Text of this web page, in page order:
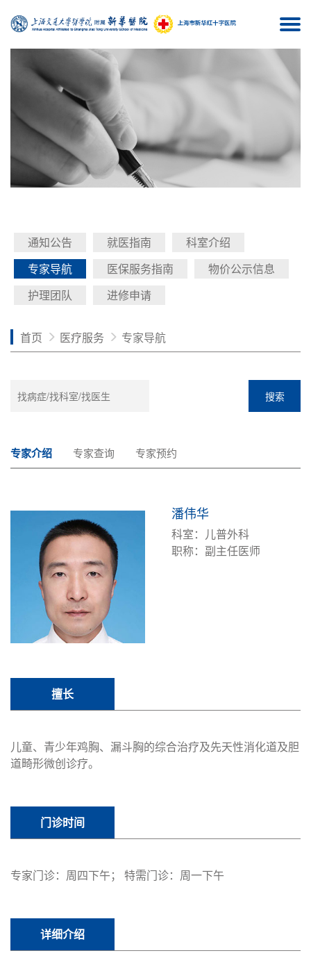
通知公告 就医指南
科室介绍
专家导航
医保服务指南
物价公示信息
护理团队
进修申请
首页 医疗服务 专家导航
搜索
专家介绍 专家查询 专家预约
潘伟华
科室：儿普外科
职称：副主任医师
擅长
儿童、青少年鸡胸、漏斗胸的综合治疗及先天性消化道及胆
道畸形微创诊疗。
门诊时间
专家门诊：周四下午； 特需门诊：周一下午
详细介绍